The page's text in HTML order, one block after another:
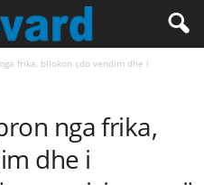
frika, bllokon çdo vendim dhe i
nga frika,
dhe i